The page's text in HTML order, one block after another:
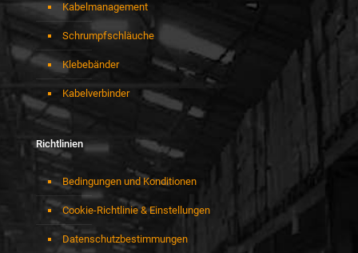
Kabelmanagement
Schrumpfschläuche
Klebebänder
Kabelverbinder
Richtlinien
Bedingungen und Konditionen
Cookie-Richtlinie & Einstellungen
Datenschutzbestimmungen